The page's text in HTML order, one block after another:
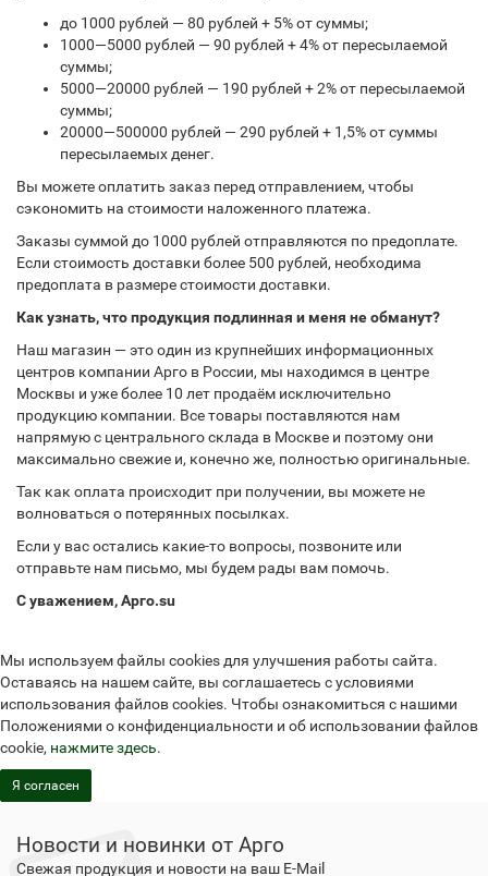
до 1000 рублей — 80 рублей + 5% от суммы;
1000—5000 рублей — 90 рублей + 4% от пересылаемой
суммы;
5000—20000 рублей — 190 рублей + 2% от пересылаемой
суммы;
20000—500000 рублей — 290 рублей + 1,5% от суммы
пересылаемых денег.
Вы можете оплатить заказ перед отправлением, чтобы
сэкономить на стоимости наложенного платежа.
Заказы суммой до 1000 рублей отправляются по предоплате.
Если стоимость доставки более 500 рублей, необходима
предоплата в размере стоимости доставки.
Как узнать, что продукция подлинная и меня не обманут?
Наш магазин — это один из крупнейших информационных
центров компании Арго в России, мы находимся в центре
Москвы и уже более 10 лет продаём исключительно
продукцию компании. Все товары поставляются нам
напрямую с центрального склада в Москве и поэтому они
максимально свежие и, конечно же, полностью оригинальные.
Так как оплата происходит при получении, вы можете не
волноваться о потерянных посылках.
Если у вас остались какие-то вопросы, позвоните или
отправьте нам письмо, мы будем рады вам помочь.
С уважением, Арго.su
Мы используем файлы cookies для улучшения работы сайта.
Оставаясь на нашем сайте, вы соглашаетесь с условиями
использования файлов cookies. Чтобы ознакомиться с нашими
Положениями о конфиденциальности и об использовании файлов
cookie, нажмите здесь.
Я согласен
Новости и новинки от Арго
Свежая продукция и новости на ваш E-Mail